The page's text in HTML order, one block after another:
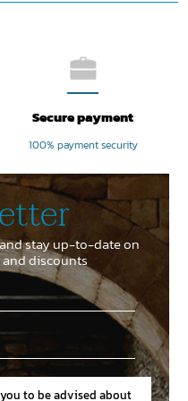
Secure payment
100% payment security
stay up-to-date on
and discounts
to be advised about